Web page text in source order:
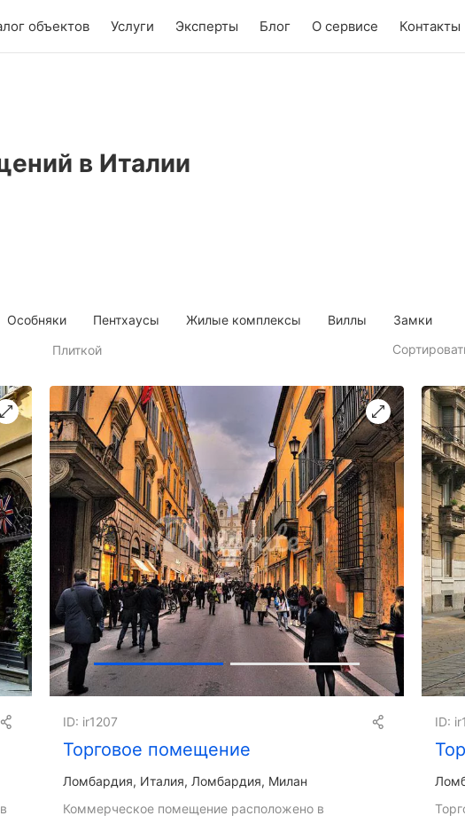
объектов Услуги Эксперты Блог О сервисе Контакты
в Италии
Особняки Пентхаусы Жилые комплексы Виллы
Замки
Плиткой
Получить презентацию
Торговое помещение
ID: ir1207
Ломбардия Италия, Ломбардия, Милан
Коммерческое помещение расположено в
ID: